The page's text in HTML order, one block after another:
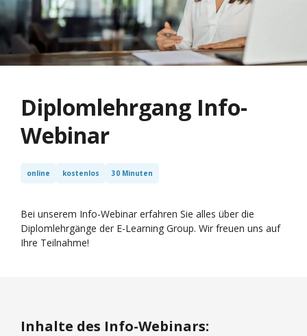
Diplomlehrgang Info-
Webinar
online kostenlos 30 Minuten
Bei unserem Info-Webinar erfahren Sie alles über die
Diplomlehrgänge der E-Learning Group. Wir freuen uns auf
Ihre Teilnahme!
Inhalte des Info-Webinars: